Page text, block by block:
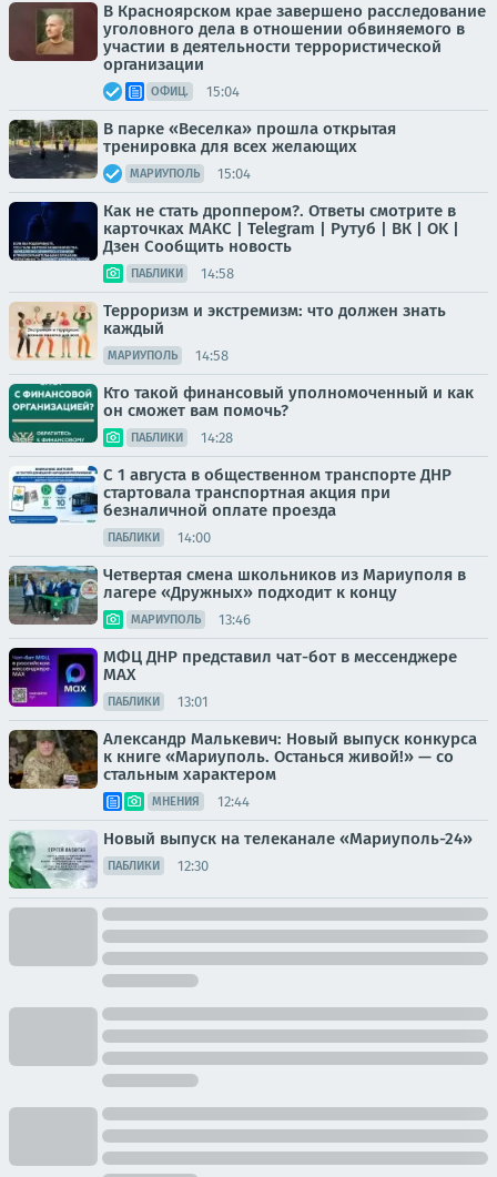
В Красноярском крае завершено расследование
уголовного дела в отношении обвиняемого в
участии в деятельности террористической
организации
ОФИЦ. 15:04
В парке «Веселка» прошла открытая
тренировка для всех желающих
МАРИУПОЛЬ 15:04
Как не стать дроппером?. Ответы смотрите в
карточках МАКС | Telegram | Рутуб | ВК | OK |
Дзен Сообщить новость
ПАБЛИКИ 14:58
Терроризм и экстремизм: что должен знать
каждый
МАРИУПОЛЬ 14:58
Кто такой финансовый уполномоченный и как
он сможет вам помочь?
ПАБЛИКИ 14:28
С 1 августа в общественном транспорте ДНР
стартовала транспортная акция при
безналичной оплате проезда
ПАБЛИКИ 14:00
Четвертая смена школьников из Мариуполя в
лагере «Дружных» подходит к концу
МАРИУПОЛЬ 13:46
МФЦ ДНР представил чат-бот в мессенджере
MAX
ПАБЛИКИ 13:01
Александр Малькевич: Новый выпуск конкурса
к книге «Мариуполь. Останься живой!» — со
стальным характером
МНЕНИЯ 12:44
Новый выпуск на телеканале «Мариуполь-24»
ПАБЛИКИ 12:30